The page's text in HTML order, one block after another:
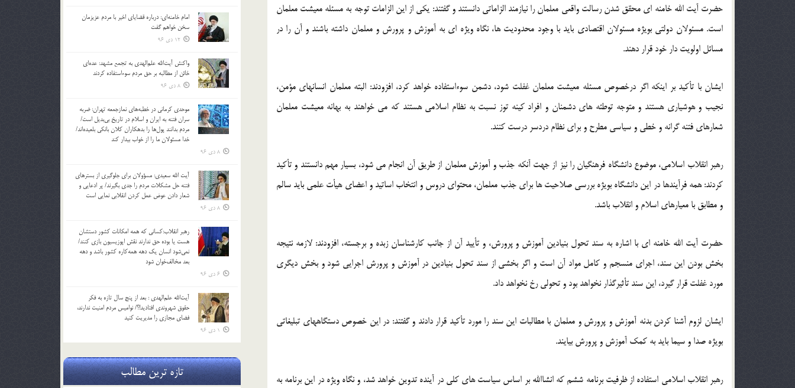
حضرت آیت الله خامنه ای محقق شدن رسالت واقعی معلمان را نیازمند الزاماتی دانستند و گفتند: یکی از این الزامات توجه به مسئله معیشت معلمان
است. مسئولان دولتی بویژه مسئولان اقتصادی باید با وجود محدودیت ها، نگاه ویژه ای به آموزش و پرورش و معلمان داشته باشند و آن را در
مسائل اولویت دار خود قرار دهند.
ایشان با تأکید بر اینکه اگر درخصوص مسئله معیشت معلمان غفلت شود، دشمن سوءاستفاده خواهد کرد، افزودند: البته معلمان انسانهای مؤمن،
نجیب و هوشیاری هستند و متوجه توطئه های دشمنان و افراد کینه توز نسبت به نظام اسلامی هستند که می خواهند به بهانه معیشت معلمان
شعارهای فتنه گرانه و خطی و سیاسی مطرح و برای نظام دردسر درست کنند.
رهبر انقلاب اسلامی، موضوع دانشگاه فرهنگیان را نیز از جهت آنکه جذب و آموزش معلمان از طریق آن انجام می شود، بسیار مهم دانستند و تأکید
کردند: همه فرآیندها در این دانشگاه بویژه بررسی صلاحیت ها برای جذب معلمان، محتوای دروس و انتخاب اساتید و اعضای هیأت علمی باید سالم
و مطابق با معیارهای اسلام و انقلاب باشد.
حضرت آیت الله خامنه ای با اشاره به سند تحول بنیادین آموزش و پرورش، و تأیید آن از جانب کارشناسان زبده و برجسته، افزودند: لازمه نتیجه
بخش بودن این سند، اجرای منسجم و کامل مواد آن است و اگر بخشی از سند تحول بنیادین در آموزش و پرورش اجرایی شود و بخش دیگری
مورد غفلت قرار گیرد، این سند تأثیرگذار نخواهد بود و تحولی رخ نخواهد داد.
ایشان لزوم آشنا کردن بدنه آموزش و پرورش و معلمان با مطالبات این سند را مورد تأکید قرار دادند و گفتند: در این خصوص دستگاههای تبلیغاتی
بویژه صدا و سیما باید به کمک آموزش و پرورش بیایند.
رهبر انقلاب اسلامی استفاده از ظرفیت برنامه ششم که انشاالله بر اساس سیاست های کلی در آینده تدوین خواهد شد، و نگاه ویژه در این برنامه به
امام خامنه‌ای: درباره قضایای اخیر با مردم عزیزمان
سخن خواهم گفت
12 دی 96
واکنش آیت‌الله علم‌الهدی به تجمع مشهد: عده‌ای
خائن از مطالبه بر حق مردم سوءاستفاده کردند
8 دی 96
موحدی کرمانی در خطبه‌های نمازجمعه تهران: ضربه‌
سران فتنه به ایران و اسلام در تاریخ بی‌بدیل است/
مردم بدانند پول‌ها را بدهکاران کلان بانکی بلعیده‌اند/
خدا مسئولان ما را از خواب بیدار کند
8 دی 96
آیت الله سعیدی: مسؤولان برای جلوگیری از بسترهای
فتنه حل مشکلات مردم را جدی بگیرند/ پر ادعایی و
شعار دادن عوض عمل کردن انقلابی نمایی است
8 دی 96
رهبر انقلاب:کسانی که همه امکانات کشور دستشان
هست یا بوده حق ندارند نقش اپوزیسیون بازی کنند/
نمی‌شود انسان یک‌ دهه همه‌کاره کشور باشد و دهه
بعد مخالف‌خوان شود
6 دی 96
آیت‌الله علم‌الهدی : بعد از پنج سال تازه به فکر
حقوق شهروندی افتادید!؟/ نوامیس مردم امنیت ندارند،
فضای مجازی را مدیریت کنید
1 دی 96
تازه ترین مطالب